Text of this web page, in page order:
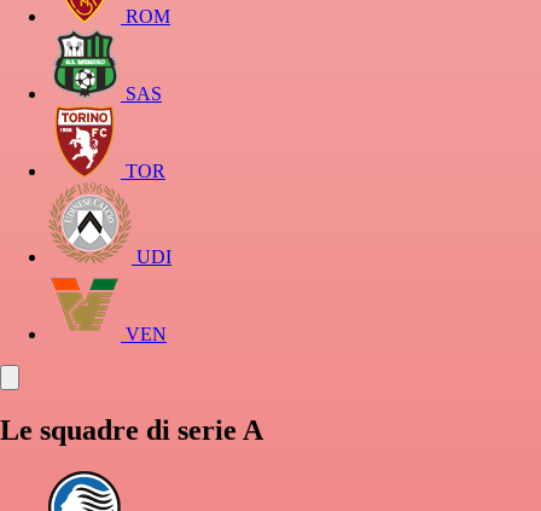
ROM
SAS
TOR
UDI
VEN
Le squadre di serie A